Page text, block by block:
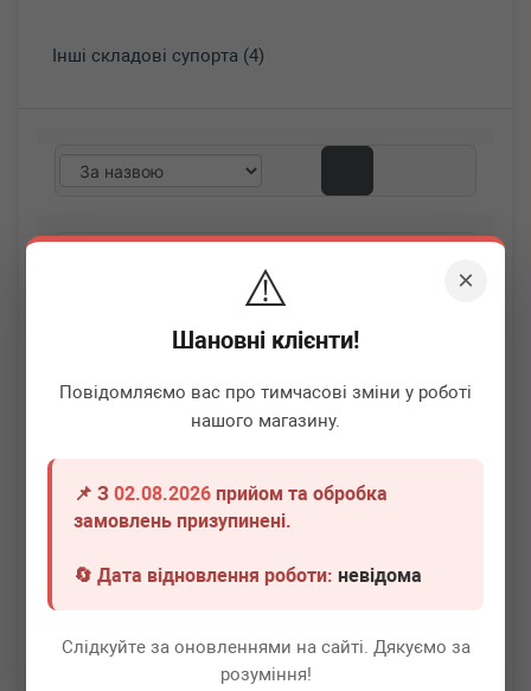
×
⚠️
Шановні клієнти!
Повідомляємо вас про тимчасові зміни у роботі
нашого магазину.
📌 З02.08.2026 прийом та обробка
замовлень призупинені.
🔄 Дата відновлення роботи:невідома
Слідкуйте за оновленнями на сайті. Дякуємо за
розуміння!
Інші складові супорта (4)
AUTOTECHTEILE 506 0740